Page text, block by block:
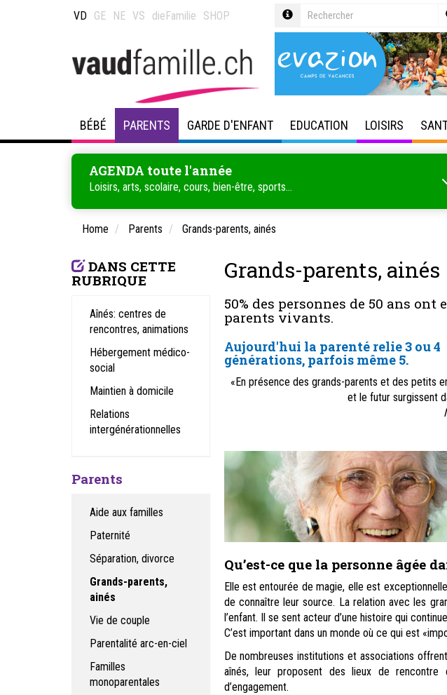
VD GE NE VS dieFamilie SHOP
BÉBÉ PARENTS GARDE D'ENFANT EDUCATION LOISIRS
AGENDA toute l'année
Loisirs, arts, scolaire, cours, bien-être, sports...
Home Parents Grands-parents, ainés
DANS CETTE
RUBRIQUE
Aînés: centres de
rencontres, animations
Hébergement médico-
social
Maintien à domicile
Relations
intergénérationnelles
Parents
Aide aux familles
Paternité
Séparation, divorce
Grands-parents,
ainés
Vie de couple
Parentalité arc-en-ciel
Familles
monoparentales
Grands-parents, ainés
50% des personnes de 50 ans ont
parents vivants.
Aujourd'hui la parenté relie 3 ou 4
générations, parfois même 5.
«En présence des grands-parents et des petits
et le futur surgissent
Qu’est-ce que la personne âgée
Elle est entourée de magie, elle est
de connaître leur source. La relation avec les
l’enfant. Il se sent acteur d’une histoire qui
C’est important dans un monde où ce qui est
De nombreuses institutions et associations
aînés, leur proposent des lieux de
d’engagement.